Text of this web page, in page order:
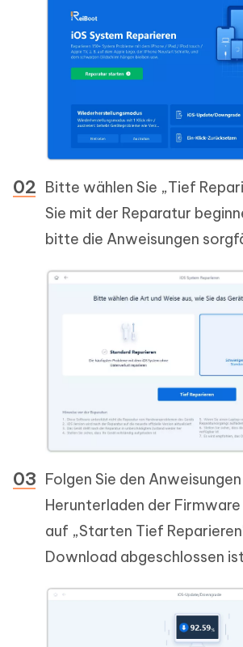
Bitte wählen Sie „Tief
Sie mit der Reparatur
bitte die Anweisungen
Folgen Sie den
Herunterladen der Firmware
auf „Starten Tief
Download abgeschlossen